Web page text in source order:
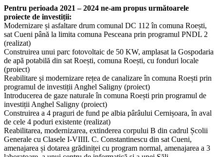
Pentru perioada 2021 – 2024 ne-am propus următoarele
proiecte de investiții:
Modernizare și asfaltare drum comunal DC 112 în comuna Roești,
sat Cueni până la limita comuna Pesceana prin programul PNDL 2
(realizat)
Construirea unui parc fotovoltaic de 50 KW, amplasat la Gospodaria
de apă potabilă din sat Roești, comuna Roești, cu fonduri locale
(proiect)
Reabilitare și modernizare rețea de canalizare în comuna Roești prin
programul de investiții Anghel Saligny (proiect)
Introducerea de gaze naturale în comuna Roești prin programul de
investiții Anghel Saligny (proiect)
Construirea a 4 praguri de fund pe albia pârâului Cernișoara, în aval
de cele 4 poduri existente (realizat)
Reabilitarea, modernizarea, extinderea corpului B din cadrul Școlii
Generale cu Clasele I-VIIII. C. Constantinescu din sat Cueni,
amenajarea și dotarea grădiniței cu program normal, amenajarea a 3